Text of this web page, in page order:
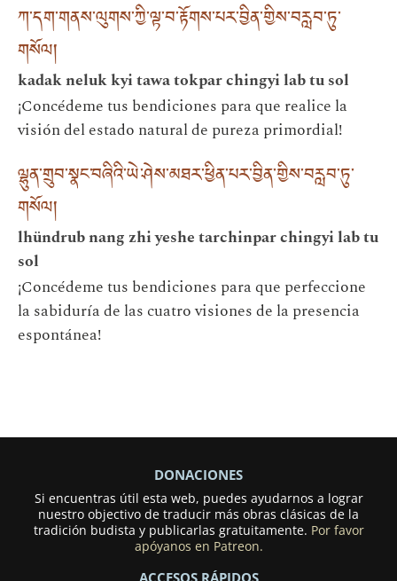
ཀ་དག་གནས་ལུགས་ཀྱི་ལྟ་བ་རྟོགས་པར་བྱིན་གྱིས་བརླབ་ཏུ་
གསོལ།
kadak neluk kyi tawa tokpar chingyi lab tu sol
¡Concédeme tus bendiciones para que realice la
visión del estado natural de pureza primordial!
ལྷུན་གྲུབ་སྣང་བཞིའི་ཡེ་ཤེས་མཐར་ཕྱིན་པར་བྱིན་གྱིས་བརླབ་ཏུ་
གསོལ།
lhündrub nang zhi yeshe tarchinpar chingyi lab tu
sol
¡Concédeme tus bendiciones para que perfeccione
la sabiduría de las cuatro visiones de la presencia
espontánea!
DONACIONES
Si encuentras útil esta web, puedes ayudarnos a lograr
nuestro objectivo de traducir más obras clásicas de la
tradición budista y publicarlas gratuitamente. Por favor
apóyanos en Patreon.
ACCESOS RÁPIDOS